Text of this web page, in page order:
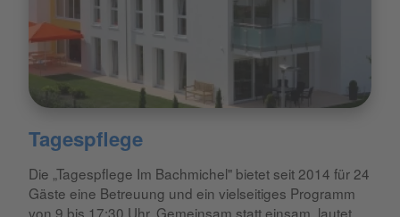
Tagespflege
Die „Tagespflege Im Bachmichel" bietet seit 2014 für 24
Gäste eine Betreuung und ein vielseitiges Programm
von 9 bis 17:30 Uhr. Gemeinsam statt einsam, lautet